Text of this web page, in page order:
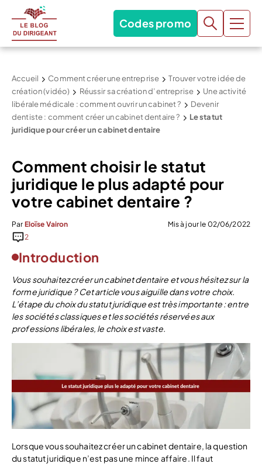
Codes promo
Accueil Comment créer une entreprise
Trouver votre idée de
création (vidéo)
Réussir sa création d’entreprise
Une activité
libérale médicale : comment ouvrir un cabinet ?
Devenir
dentiste : comment créer un cabinet dentaire ?
Le statut
juridique pour créer un cabinet dentaire
Comment choisir le statut
juridique le plus adapté pour
votre cabinet dentaire ?
Par Eloïse Vairon
Mis à jour le 02/06/2022
2
Introduction
Vous souhaitez créer un cabinet dentaire et vous hésitez sur la
forme juridique ? Cet article vous aiguille dans votre choix.
L’étape du choix du statut juridique est très importante : entre
les sociétés classiques et les sociétés réservées aux
professions libérales, le choix est vaste.
Lorsque vous souhaitez créer un cabinet dentaire, la question
du statut juridique n’est pas une mince affaire. Il faut